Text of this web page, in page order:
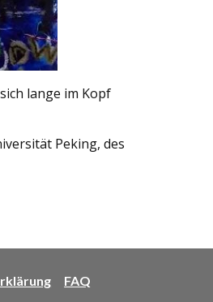
lange im Kopf
Peking, des
FAQ